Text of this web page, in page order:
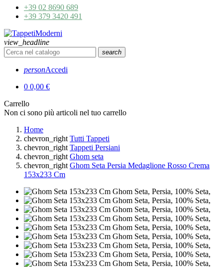
+39 02 8690 689
+39 379 3420 491
view_headline
search
personAccedi
0 0,00 €
Carrello
Non ci sono più articoli nel tuo carrello
Home
chevron_right Tutti Tappeti
chevron_right Tappeti Persiani
chevron_right Ghom seta
chevron_right Ghom Seta Persia Medaglione Rosso Crema
153x233 Cm